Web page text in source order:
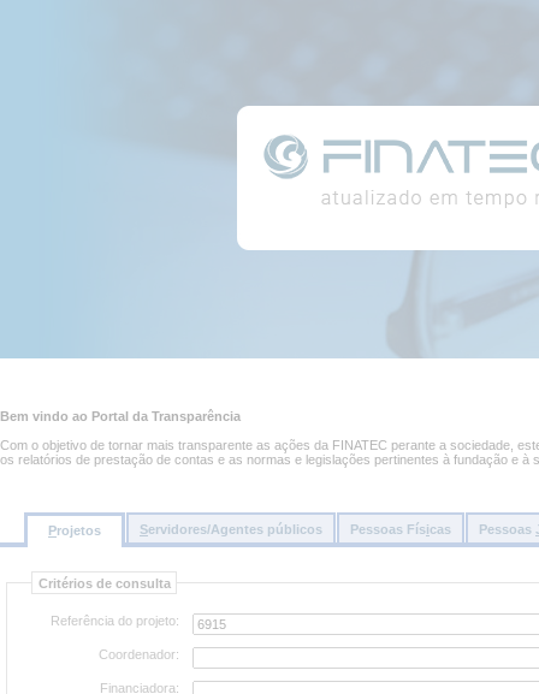
principal
página
Bem vindo ao Portal da Transparência
Com o objetivo de tornar mais transparente as ações da FINATEC perante a sociedade,
os relatórios de prestação de contas e as normas e legislações pertinentes à fundação e à
Projetos Servidores/Agentes públicos Pessoas Físicas Pessoas
Consultar
projetos
Critérios de consulta
Referência do projeto:
Coordenador:
Financiadora: